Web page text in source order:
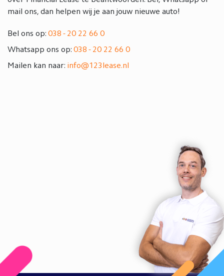
mail ons, dan helpen wij je aan jouw nieuwe auto!
Bel ons op: 038 - 20 22 66 0
Whatsapp ons op: 038 - 20 22 66 0
Mailen kan naar: info@123lease.nl